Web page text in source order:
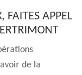
FAITES APPEL
de la